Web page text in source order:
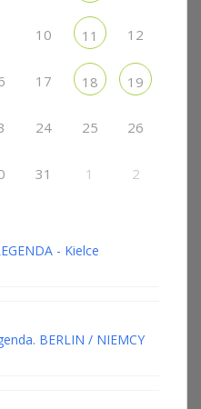
10 11 12
17 18 19
24 25 26
31 1 2
- Kielce
BERLIN / NIEMCY